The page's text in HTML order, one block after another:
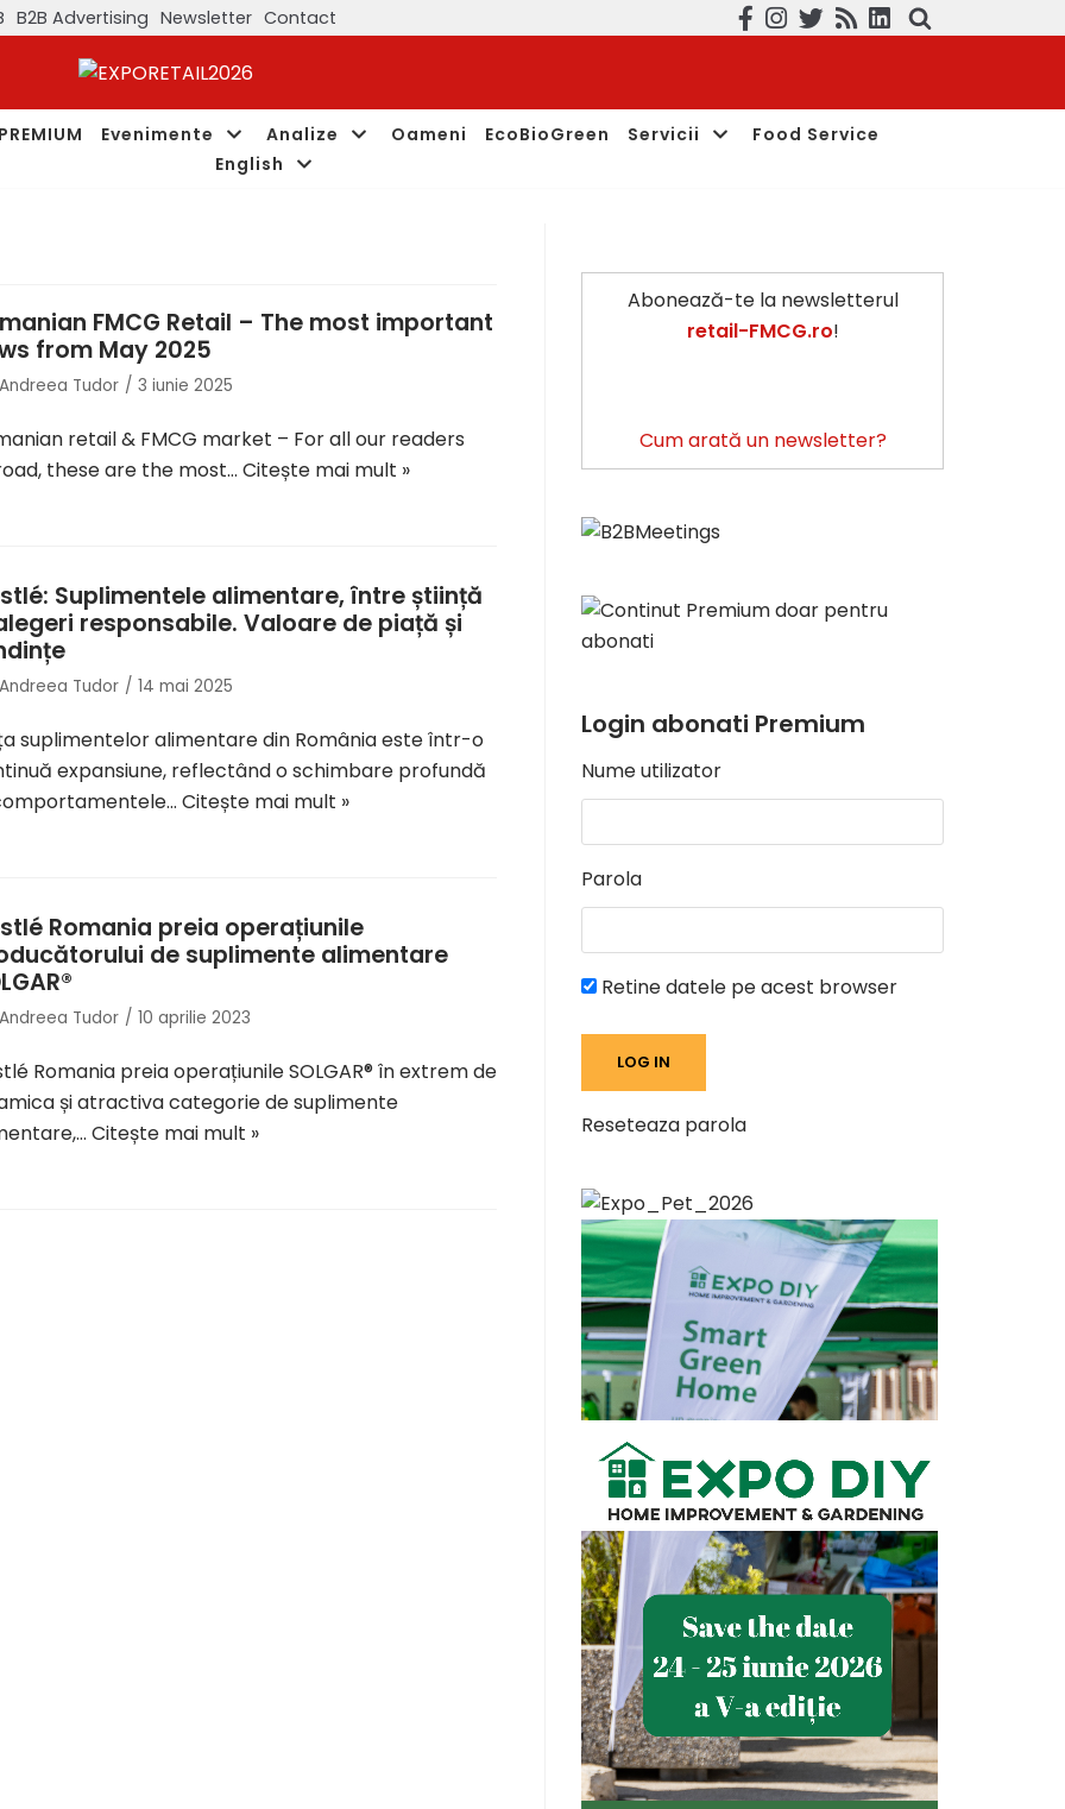
B2B Advertising Newsletter Contact
PREMIUM Evenimente Analize Oameni EcoBioGreen Servicii
Food Service
English
FMCG Retail – The most important
from May 2025
Andreea Tudor 3 iunie 2025
retail & FMCG market – For all our readers
these are the most… Citește mai mult »
Suplimentele alimentare, între știință
responsabile. Valoare de piață și
Andreea Tudor 14 mai 2025
suplimentelor alimentare din România este într-o
expansiune, reflectând o schimbare profundă
Citește mai mult »
Romania preia operațiunile
de suplimente alimentare
Andreea Tudor 10 aprilie 2023
Romania preia operațiunile SOLGAR® în extrem de
și atractiva categorie de suplimente
Citește mai mult »
Abonează-te la newsletterul
retail-FMCG.ro!
Cum arată un newsletter?
Login abonati Premium
Nume utilizator
Parola
Retine datele pe acest browser
Reseteaza parola